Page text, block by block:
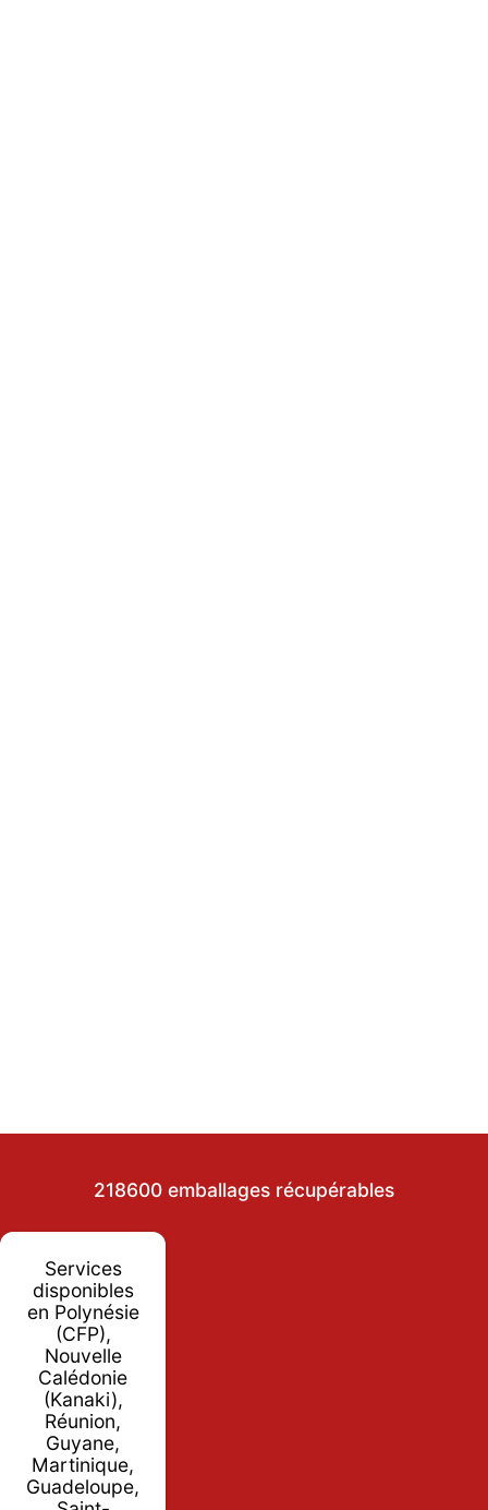
218600 emballages récupérables
Services
disponibles
en Polynésie
(CFP),
Nouvelle
Calédonie
(Kanaki),
Réunion,
Guyane,
Martinique,
Guadeloupe,